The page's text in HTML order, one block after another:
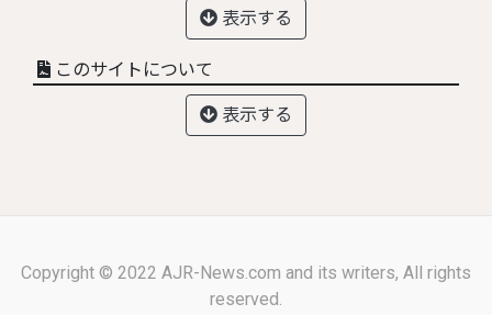
表示する
このサイトについて
表示する
Copyright © 2022 AJR-News.com and its writers, All rights
reserved.